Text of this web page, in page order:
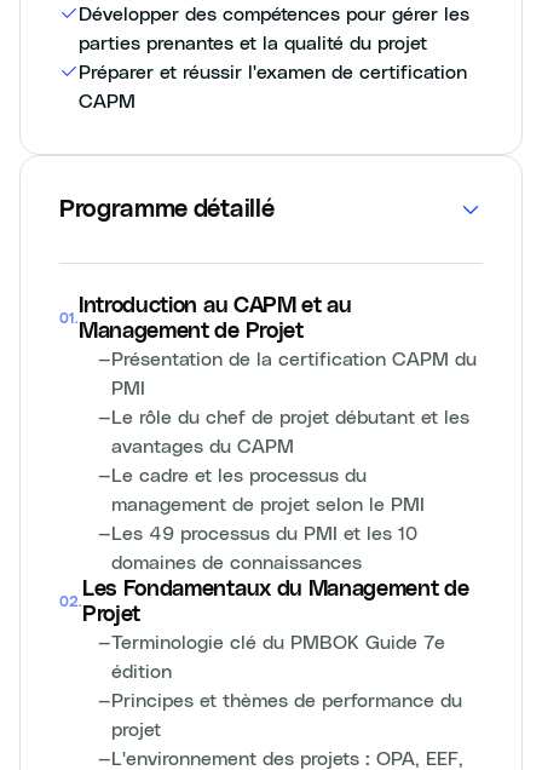
Développer des compétences pour gérer les
parties prenantes et la qualité du projet
Préparer et réussir l'examen de certification
CAPM
Programme détaillé
01 .
Introduction au CAPM et au
Management de Projet
—Présentation de la certification CAPM du
PMI
—Le rôle du chef de projet débutant et les
avantages du CAPM
—Le cadre et les processus du
management de projet selon le PMI
—Les 49 processus du PMI et les 10
domaines de connaissances
02.
Les Fondamentaux du Management de
Projet
—Terminologie clé du PMBOK Guide 7e
édition
—Principes et thèmes de performance du
projet
—L'environnement des projets : OPA, EEF,